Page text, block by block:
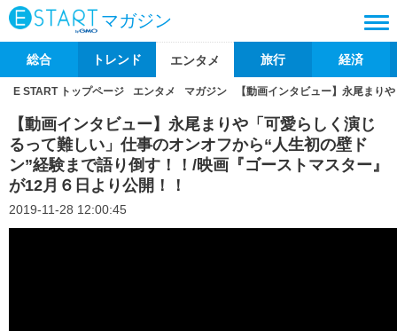
マガジン
総合 トレンド エンタメ 旅行 経済
E START トップページ エンタメ マガジン 【動画インタビュー】永尾まり
【動画インタビュー】永尾まりや「可愛らしく演じ
るって難しい」仕事のオンオフから“人生初の壁ド
ン”経験まで語り倒す！！/映画『ゴーストマスター』
が12月６日より公開！！
2019-11-28 12:00:45